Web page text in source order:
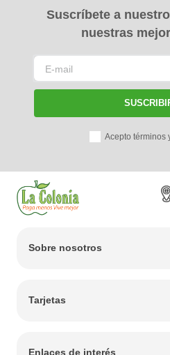
Suscríbete a
nuestras
Acepto términos
Sobre nosotros
Tarjetas
Enlaces de interés